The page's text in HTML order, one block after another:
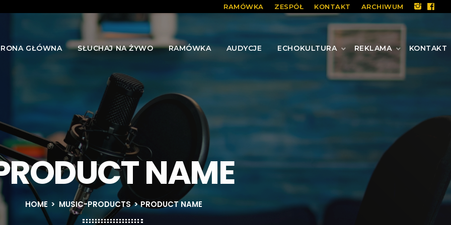
RAMÓWKA ZESPÓŁ KONTAKT ARCHIWUM
GŁÓWNA SŁUCHAJ NA ŻYWO RAMÓWKA AUDYCJE ECHOKULTURA REKLAMA KONTAKT
NAME
HOME > MUSIC-PRODUCTS> PRODUCT NAME